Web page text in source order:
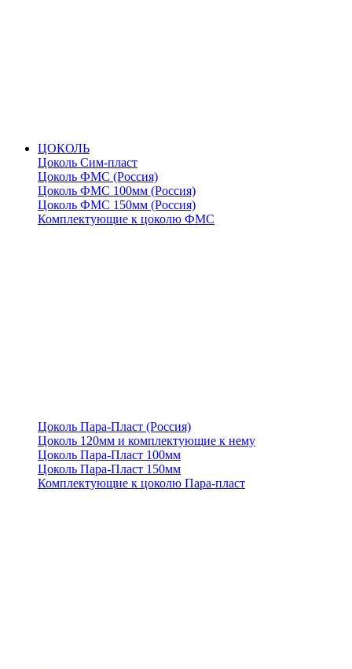
ЦОКОЛЬ
Цоколь Сим-пласт
Цоколь ФМС (Россия)
Цоколь ФМС 100мм (Россия)
Цоколь ФМС 150мм (Россия)
Комплектующие к цоколю ФМС
Цоколь Пара-Пласт (Россия)
Цоколь 120мм и комплектующие к нему
Цоколь Пара-Пласт 100мм
Цоколь Пара-Пласт 150мм
Комплектующие к цоколю Пара-пласт